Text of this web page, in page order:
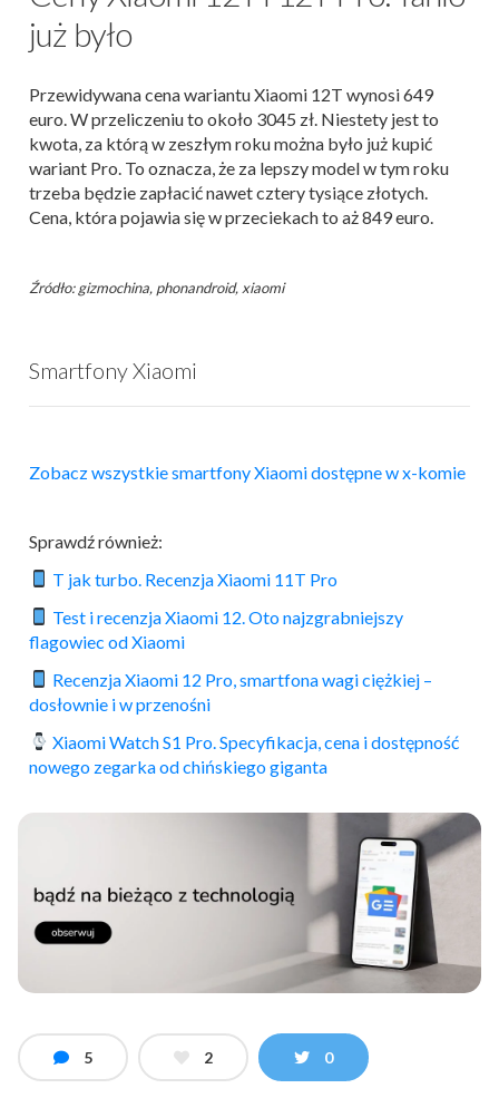
już było
Przewidywana cena wariantu Xiaomi 12T wynosi 649
euro. W przeliczeniu to około 3045 zł. Niestety jest to
kwota, za którą w zeszłym roku można było już kupić
wariant Pro. To oznacza, że za lepszy model w tym roku
trzeba będzie zapłacić nawet cztery tysiące złotych.
Cena, która pojawia się w przeciekach to aż 849 euro.
Źródło: gizmochina, phonandroid, xiaomi
Smartfony Xiaomi
Zobacz wszystkie smartfony Xiaomi dostępne w x-komie
Sprawdź również:
T jak turbo. Recenzja Xiaomi 11T Pro
Test i recenzja Xiaomi 12. Oto najzgrabniejszy
flagowiec od Xiaomi
Recenzja Xiaomi 12 Pro, smartfona wagi ciężkiej –
dosłownie i w przenośni
Xiaomi Watch S1 Pro. Specyfikacja, cena i dostępność
nowego zegarka od chińskiego giganta
5 2 0